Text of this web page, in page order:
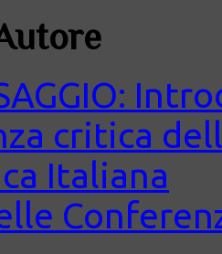
critica
Italiana